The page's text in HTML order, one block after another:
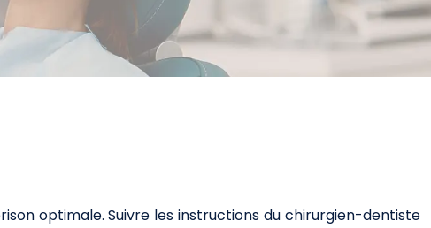
optimale. Suivre les instructions du chirurgien-dentiste